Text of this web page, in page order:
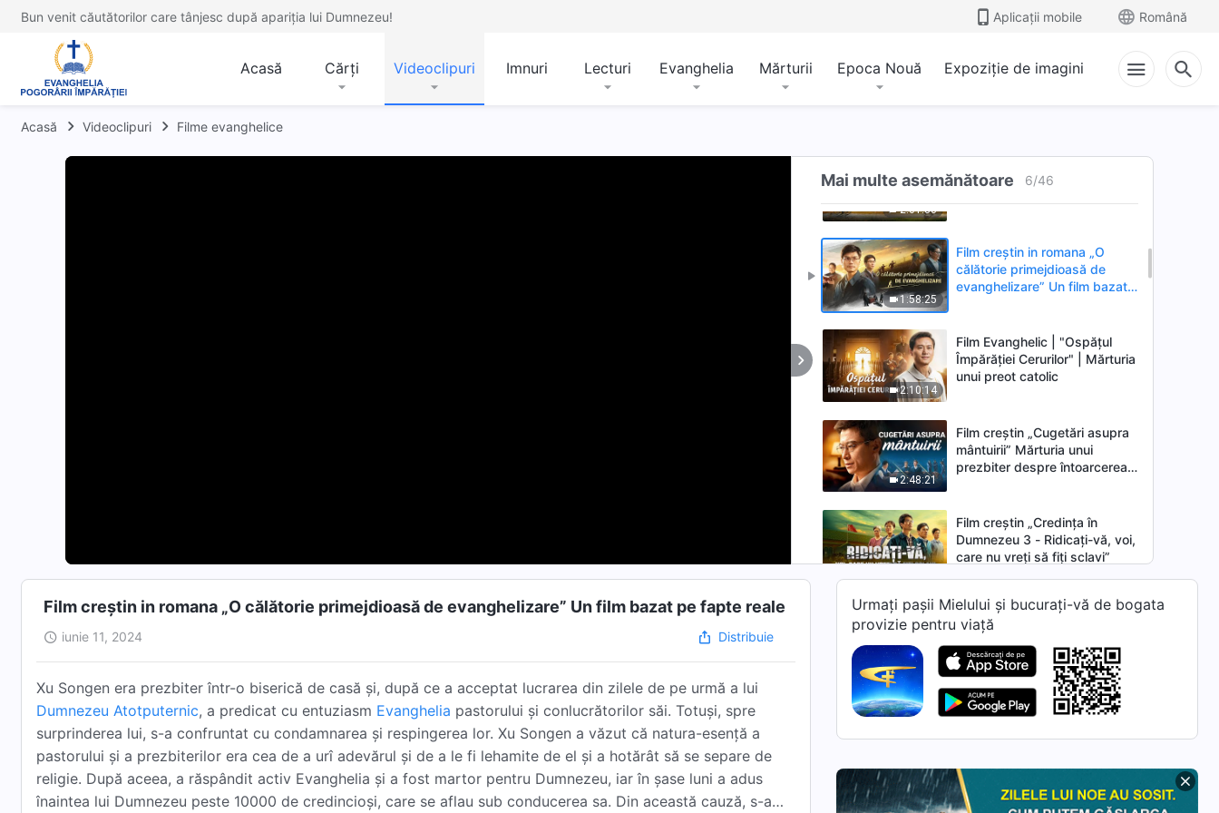
Bun venit căutătorilor care tânjesc după apariția lui Dumnezeu! Aplicații mobile Română
Acasă Cărți Videoclipuri Imnuri Lecturi Evanghelia Mărturii Epoca Nouă Expoziție de imagini
Acasă Videoclipuri Filme evanghelice
Mai multe asemănătoare 6/46
catastrofelor” (I)
supraviețuitori?
Film creștin in romana 2024
„Evanghelia Împărăției a ajuns
2:01:33
Film creștin in romana 2024
„Eu și soțul meu pastor”
1:58:25
Film creștin in romana „O
călătorie primejdioasă de
evanghelizare” Un film bazat
2:10:14
Film Evanghelic | "Ospățul
Împărăției Cerurilor" | Mărturia
unui preot catolic
2:48:21
Film creștin „Cugetări asupra
mântuirii” Mărturia unui
prezbiter despre întoarcerea
Film creștin „Credința în
Dumnezeu 3 - Ridicați-vă, voi,
care nu vreți să fiți sclavi”
46:12
Documentar „Arătarea și
lucrarea lui Dumnezeu
Atotputernic” (Partea întâi)
Film creștin „Credința în
Dumnezeu 2 - După căderea
Bisericii”
Film creștin „Dragostea unei
Film creștin in romana „O călătorie primejdioasă de evanghelizare” Un film bazat pe fapte reale
iunie 11, 2024 Distribuie
Xu Songen era prezbiter într-o biserică de casă și, după ce a acceptat lucrarea din zilele de pe urmă a lui
Dumnezeu Atotputernic, a predicat cu entuziasm Evanghelia pastorului și conlucrătorilor săi. Totuși, spre
surprinderea lui, s-a confruntat cu condamnarea și respingerea lor. Xu Songen a văzut că natura-esență a
pastorului și a prezbiterilor era cea de a urî adevărul și de a le fi lehamite de el și a hotărât să se separe de
religie. După aceea, a răspândit activ Evanghelia și a fost martor pentru Dumnezeu, iar în șase luni a adus
înaintea lui Dumnezeu peste 10000 de credincioși, care se aflau sub conducerea sa. Din această cauză, s-a
Urmați pașii Mielului și bucurați-vă de bogata
provizie pentru viață